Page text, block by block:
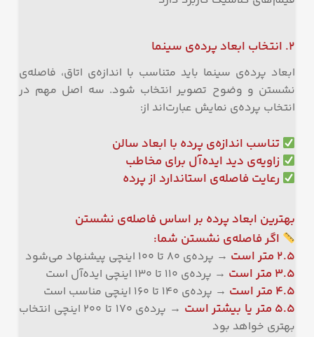
۲. انتخاب ابعاد پرده‌ی سینما
ابعاد پرده‌ی سینما باید متناسب با اندازه‌ی اتاق، فاصله‌ی
نشستن و وضوح تصویر انتخاب شود. سه اصل مهم در
انتخاب پرده‌ی نمایش عبارت‌اند از:
تناسب اندازه‌ی پرده با ابعاد سالن
زاویه‌ی دید ایده‌آل برای مخاطب
رعایت فاصله‌ی استاندارد از پرده
بهترین ابعاد پرده بر اساس فاصله‌ی نشستن
اگر فاصله‌ی نشستن شما:
۲.۵ متر است
→ پرده‌ی ۸۰ تا ۱۰۰ اینچی پیشنهاد می‌شود
۳.۵ متر است → پرده‌ی ۱۱۰ تا ۱۳۰ اینچی ایده‌آل است
۴.۵ متر است → پرده‌ی ۱۴۰ تا ۱۶۰ اینچی مناسب است
۵.۵ متر یا بیشتر است
→ پرده‌ی ۱۷۰ تا ۲۰۰ اینچی انتخاب
بهتری خواهد بود